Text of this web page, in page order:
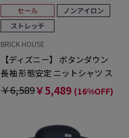
BRICK HOUSE
【ディズニー】 ボタンダウン
長袖 形態安定 ニットシャツ ス
トレッチ
￥6,589￥5,489 (16%OFF)